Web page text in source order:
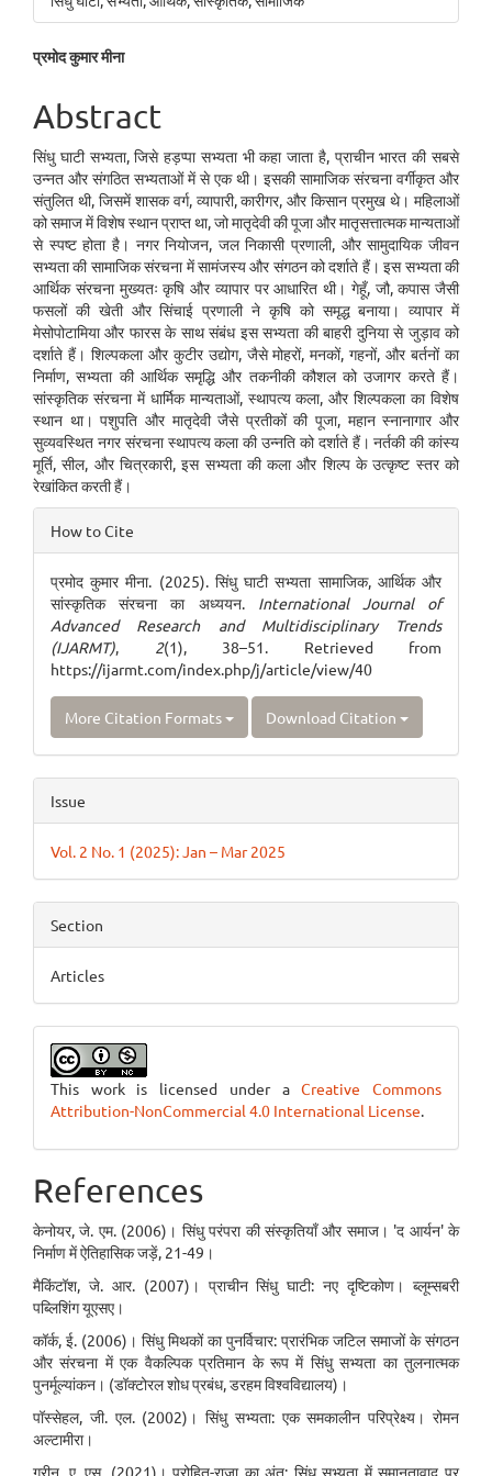
Main
Article
Content
प्रमोद कुमार मीना
Abstract
सिंधु घाटी सभ्यता, जिसे हड़प्पा सभ्यता भी कहा जाता है, प्राचीन भारत की सबसे
उन्नत और संगठित सभ्यताओं में से एक थी। इसकी सामाजिक संरचना वर्गीकृत और
संतुलित थी, जिसमें शासक वर्ग, व्यापारी, कारीगर, और किसान प्रमुख थे। महिलाओं
को समाज में विशेष स्थान प्राप्त था, जो मातृदेवी की पूजा और मातृसत्तात्मक मान्यताओं
से स्पष्ट होता है। नगर नियोजन, जल निकासी प्रणाली, और सामुदायिक जीवन
सभ्यता की सामाजिक संरचना में सामंजस्य और संगठन को दर्शाते हैं। इस सभ्यता की
आर्थिक संरचना मुख्यतः कृषि और व्यापार पर आधारित थी। गेहूँ, जौ, कपास जैसी
फसलों की खेती और सिंचाई प्रणाली ने कृषि को समृद्ध बनाया। व्यापार में
मेसोपोटामिया और फारस के साथ संबंध इस सभ्यता की बाहरी दुनिया से जुड़ाव को
दर्शाते हैं। शिल्पकला और कुटीर उद्योग, जैसे मोहरों, मनकों, गहनों, और बर्तनों का
निर्माण, सभ्यता की आर्थिक समृद्धि और तकनीकी कौशल को उजागर करते हैं।
सांस्कृतिक संरचना में धार्मिक मान्यताओं, स्थापत्य कला, और शिल्पकला का विशेष
स्थान था। पशुपति और मातृदेवी जैसे प्रतीकों की पूजा, महान स्नानागार और
सुव्यवस्थित नगर संरचना स्थापत्य कला की उन्नति को दर्शाते हैं। नर्तकी की कांस्य
मूर्ति, सील, और चित्रकारी, इस सभ्यता की कला और शिल्प के उत्कृष्ट स्तर को
रेखांकित करती हैं।
Article
Details
How to Cite
प्रमोद कुमार मीना. (2025). सिंधु घाटी सभ्यता सामाजिक, आर्थिक और
सांस्कृतिक संरचना का अध्ययन. International Journal of
Advanced Research and Multidisciplinary Trends
(IJARMT), 2(1), 38–51. Retrieved from
https://ijarmt.com/index.php/j/article/view/40
More Citation Formats Download Citation
Issue
Vol. 2 No. 1 (2025): Jan – Mar 2025
Section
Articles
This work is licensed under aCreative Commons
Attribution-NonCommercial 4.0 International License.
References
केनोयर, जे. एम. (2006)। सिंधु परंपरा की संस्कृतियाँ और समाज। 'द आर्यन' के
निर्माण में ऐतिहासिक जड़ें, 21-49।
मैकिंटॉश, जे. आर. (2007)। प्राचीन सिंधु घाटी: नए दृष्टिकोण। ब्लूम्सबरी
पब्लिशिंग यूएसए।
कॉर्क, ई. (2006)। सिंधु मिथकों का पुनर्विचार: प्रारंभिक जटिल समाजों के संगठन
और संरचना में एक वैकल्पिक प्रतिमान के रूप में सिंधु सभ्यता का तुलनात्मक
पुनर्मूल्यांकन। (डॉक्टोरल शोध प्रबंध, डरहम विश्वविद्यालय)।
पॉस्सेहल, जी. एल. (2002)। सिंधु सभ्यता: एक समकालीन परिप्रेक्ष्य। रोमन
अल्टामीरा।
ग्रीन, ए. एस. (2021)। पुरोहित-राजा का अंत: सिंधु सभ्यता में समानतावाद पर